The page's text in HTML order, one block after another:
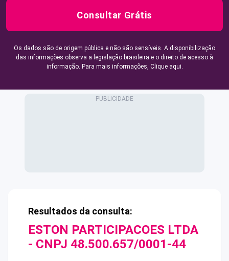
Consultar Grátis
Os dados são de origem pública e não são sensíveis. A disponibilização
das informações observa a legislação brasileira e o direito de acesso à
informação. Para mais informações, Clique aqui.
Resultados da consulta:
ESTON PARTICIPACOES LTDA
- CNPJ 48.500.657/0001-44